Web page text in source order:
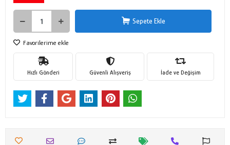
Sepete Ekle
Favorilerime ekle
Hızlı Gönderi Güvenli Alışveriş İade ve Değişim